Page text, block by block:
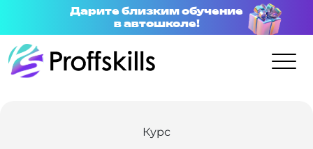
Дарите близким обучение
в автошколе!
Курс